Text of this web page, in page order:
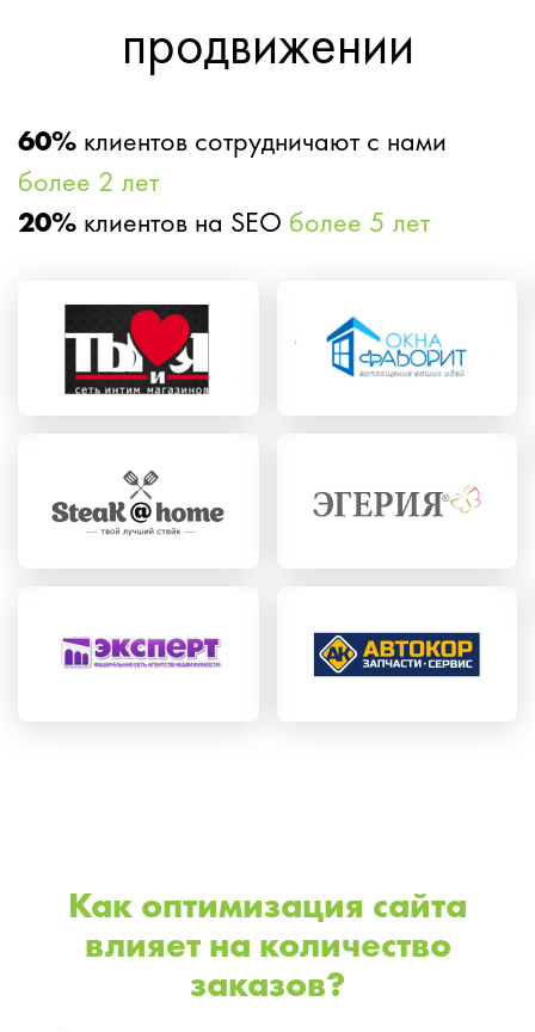
продвижении
60% клиентов сотрудничают с нами
более 2 лет
20% клиентов на SEO более 5 лет
Как оптимизация сайта
влияет на количество
заказов?